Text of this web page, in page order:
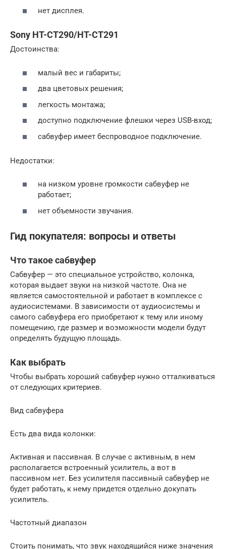
нет дисплея.
Sony HT-CT290/HT-CT291
Достоинства:
малый вес и габариты;
два цветовых решения;
легкость монтажа;
доступно подключение флешки через USB-вход;
сабвуфер имеет беспроводное подключение.
Недостатки:
на низком уровне громкости сабвуфер не
работает;
нет объемности звучания.
Гид покупателя: вопросы и ответы
Что такое сабвуфер
Сабвуфер — это специальное устройство, колонка,
которая выдает звуки на низкой частоте. Она не
является самостоятельной и работает в комплексе с
аудиосистемами. В зависимости от аудиосистемы и
самого сабвуфера его приобретают к тему или иному
помещению, где размер и возможности модели будут
определять будущую площадь.
Как выбрать
Чтобы выбрать хороший сабвуфер нужно отталкиваться
от следующих критериев.
Вид сабвуфера
Есть два вида колонки:
Активная и пассивная. В случае с активным, в нем
располагается встроенный усилитель, а вот в
пассивном нет. Без усилителя пассивный сабвуфер не
будет работать, к нему придется отдельно докупать
усилитель.
Частотный диапазон
Стоить понимать, что звук находящийся ниже значения